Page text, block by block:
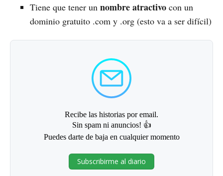
Tiene que tener un nombre atractivo con un
dominio gratuito .com y .org (esto va a ser difícil)
Recibe las historias por email.
Sin spam ni anuncios! 👍
Puedes darte de baja en cualquier momento
Subscribirme al diario